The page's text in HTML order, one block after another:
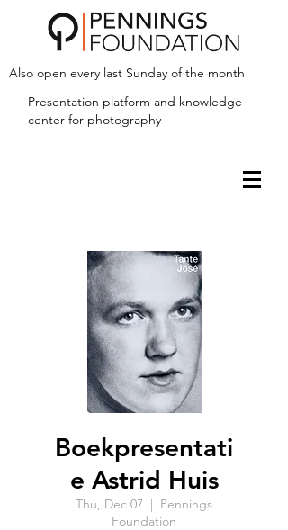
Also open every last Sunday of the month
Presentation platform and knowledge
center for photography
Boekpresentati
e Astrid Huis
Thu, Dec 07
  |
Pennings
Foundation